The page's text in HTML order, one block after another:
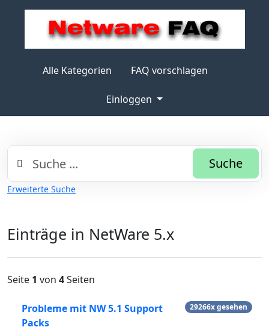
Alle Kategorien FAQ vorschlagen
Einloggen
Suche
Erweiterte Suche
Einträge in NetWare 5.x
Seite 1 von 4Seiten
Probleme mit NW 5.1 Support
Packs
29266x gesehen